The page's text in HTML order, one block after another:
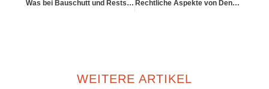
Was bei Bauschutt und Reststoffen zu beachten ist Rechtliche Aspekte von Denkmalschutz
WEITERE ARTIKEL